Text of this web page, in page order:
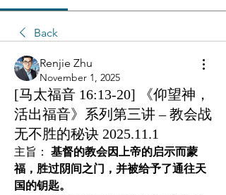
Back
Renjie Zhu
November 1, 2025
[马太福音 16:13-20] 《仰望神，
活出福音》系列第三讲 – 教会战
无不胜的秘诀 2025.11.1
主旨： 基督的教会因上帝的启示而蒙
福，胜过阴间之门，并被给予了通往天
国的钥匙。